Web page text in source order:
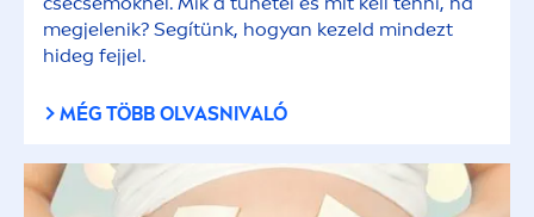
megjelenik? Segítünk, hogyan kezeld mindezt
hideg fejjel.
MÉG TÖBB OLVASNIVALÓ